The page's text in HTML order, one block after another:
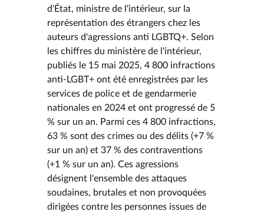
d'État, ministre de l'intérieur, sur la
représentation des étrangers chez les
auteurs d'agressions anti LGBTQ+. Selon
les chiffres du ministère de l'intérieur,
publiés le 15 mai 2025, 4 800 infractions
anti-LGBT+ ont été enregistrées par les
services de police et de gendarmerie
nationales en 2024 et ont progressé de 5
% sur un an. Parmi ces 4 800 infractions,
63 % sont des crimes ou des délits (+7 %
sur un an) et 37 % des contraventions
(+1 % sur un an). Ces agressions
désignent l'ensemble des attaques
soudaines, brutales et non provoquées
dirigées contre les personnes issues de